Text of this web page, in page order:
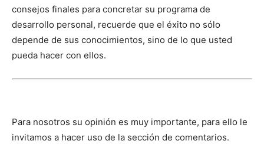
consejos finales para concretar su programa de
desarrollo personal, recuerde que el éxito no sólo
depende de sus conocimientos, sino de lo que usted
pueda hacer con ellos.
Para nosotros su opinión es muy importante, para ello le
invitamos a hacer uso de la sección de comentarios.